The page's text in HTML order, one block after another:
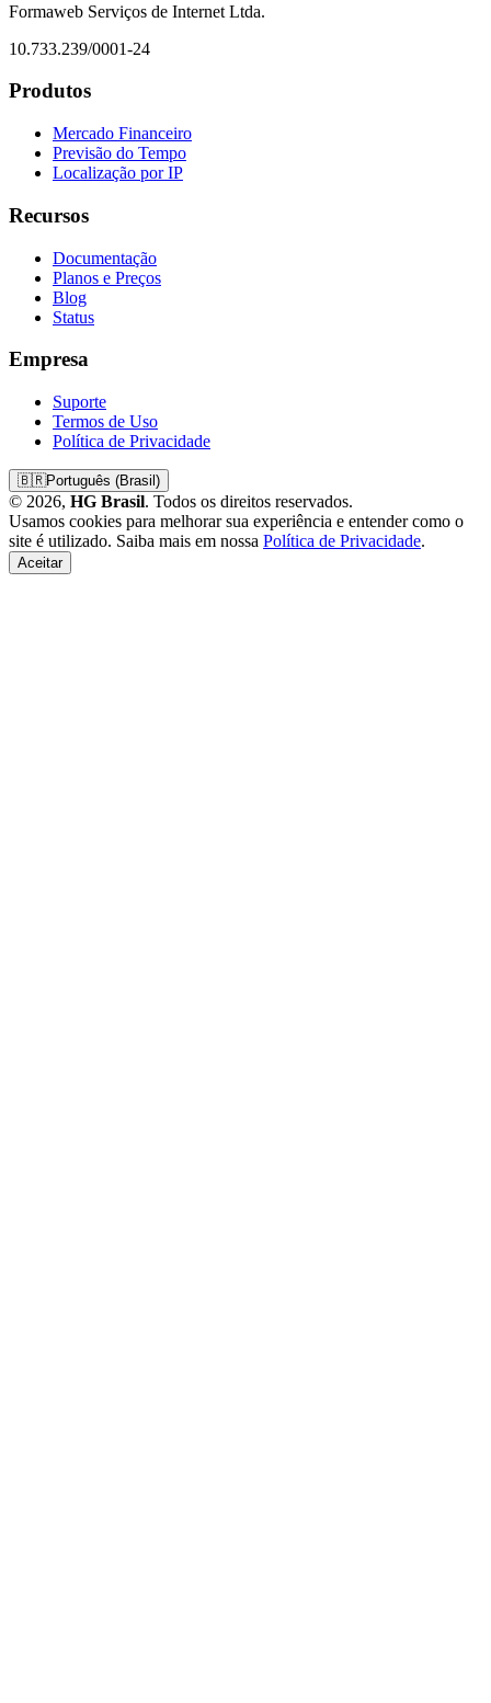
Formaweb Serviços de Internet Ltda.
10.733.239/0001-24
Produtos
Mercado Financeiro
Previsão do Tempo
Localização por IP
Recursos
Documentação
Planos e Preços
Blog
Status
Empresa
Suporte
Termos de Uso
Política de Privacidade
🇧🇷Português (Brasil)
© 2026, HG Brasil. Todos os direitos reservados.
Usamos cookies para melhorar sua experiência e entender como o
site é utilizado. Saiba mais em nossa Política de Privacidade.
Aceitar